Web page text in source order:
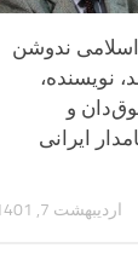
ندوشن
نویسنده،
و
ایرانی
اردیبهشت 7, 1401